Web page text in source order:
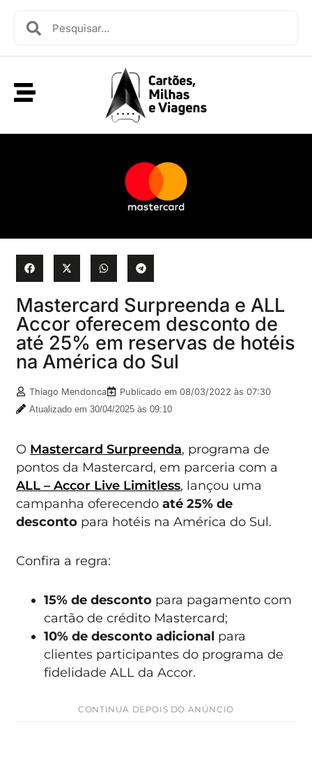
Mastercard Surpreenda e ALL
Accor oferecem desconto de
até 25% em reservas de hotéis
na América do Sul
Thiago Mendonca Publicado em08/03/2022 às 07:30
Atualizado em 30/04/2025 às 09:10
O Mastercard Surpreenda, programa de
pontos da Mastercard, em parceria com a
ALL – Accor Live Limitless, lançou uma
campanha oferecendoaté 25% de
desconto para hotéis na América do Sul.
Confira a regra:
15% de desconto para pagamento com
cartão de crédito Mastercard;
10% de desconto adicional para
clientes participantes do programa de
fidelidade ALL da Accor.
CONTINUA DEPOIS DO ANÚNCIO